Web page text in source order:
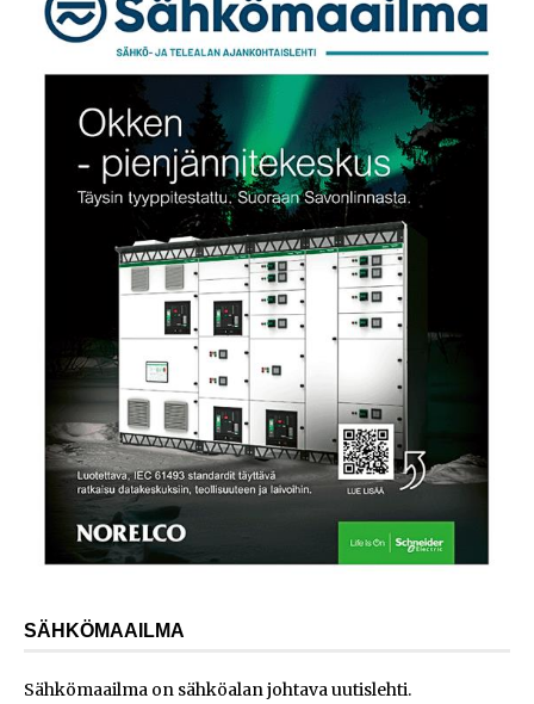
SÄHKÖMAAILMA
Sähkömaailma on sähköalan johtava uutislehti.